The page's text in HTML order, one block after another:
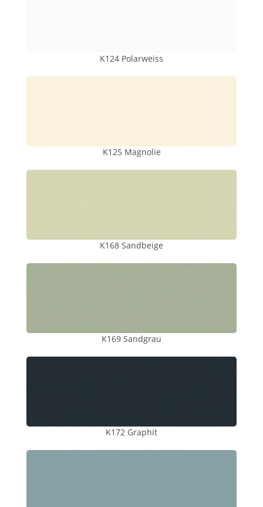
K124 Polarweiss
K125 Magnolie
K168 Sandbeige
K169 Sandgrau
K172 Graphit